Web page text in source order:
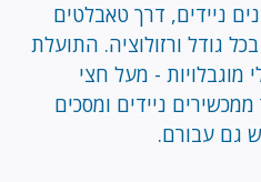
ניידים, דרך טאבלטים
גודל ורזולוציה. התועלת
- מעל חצי
ניידים ומסכים
גם עבורם.